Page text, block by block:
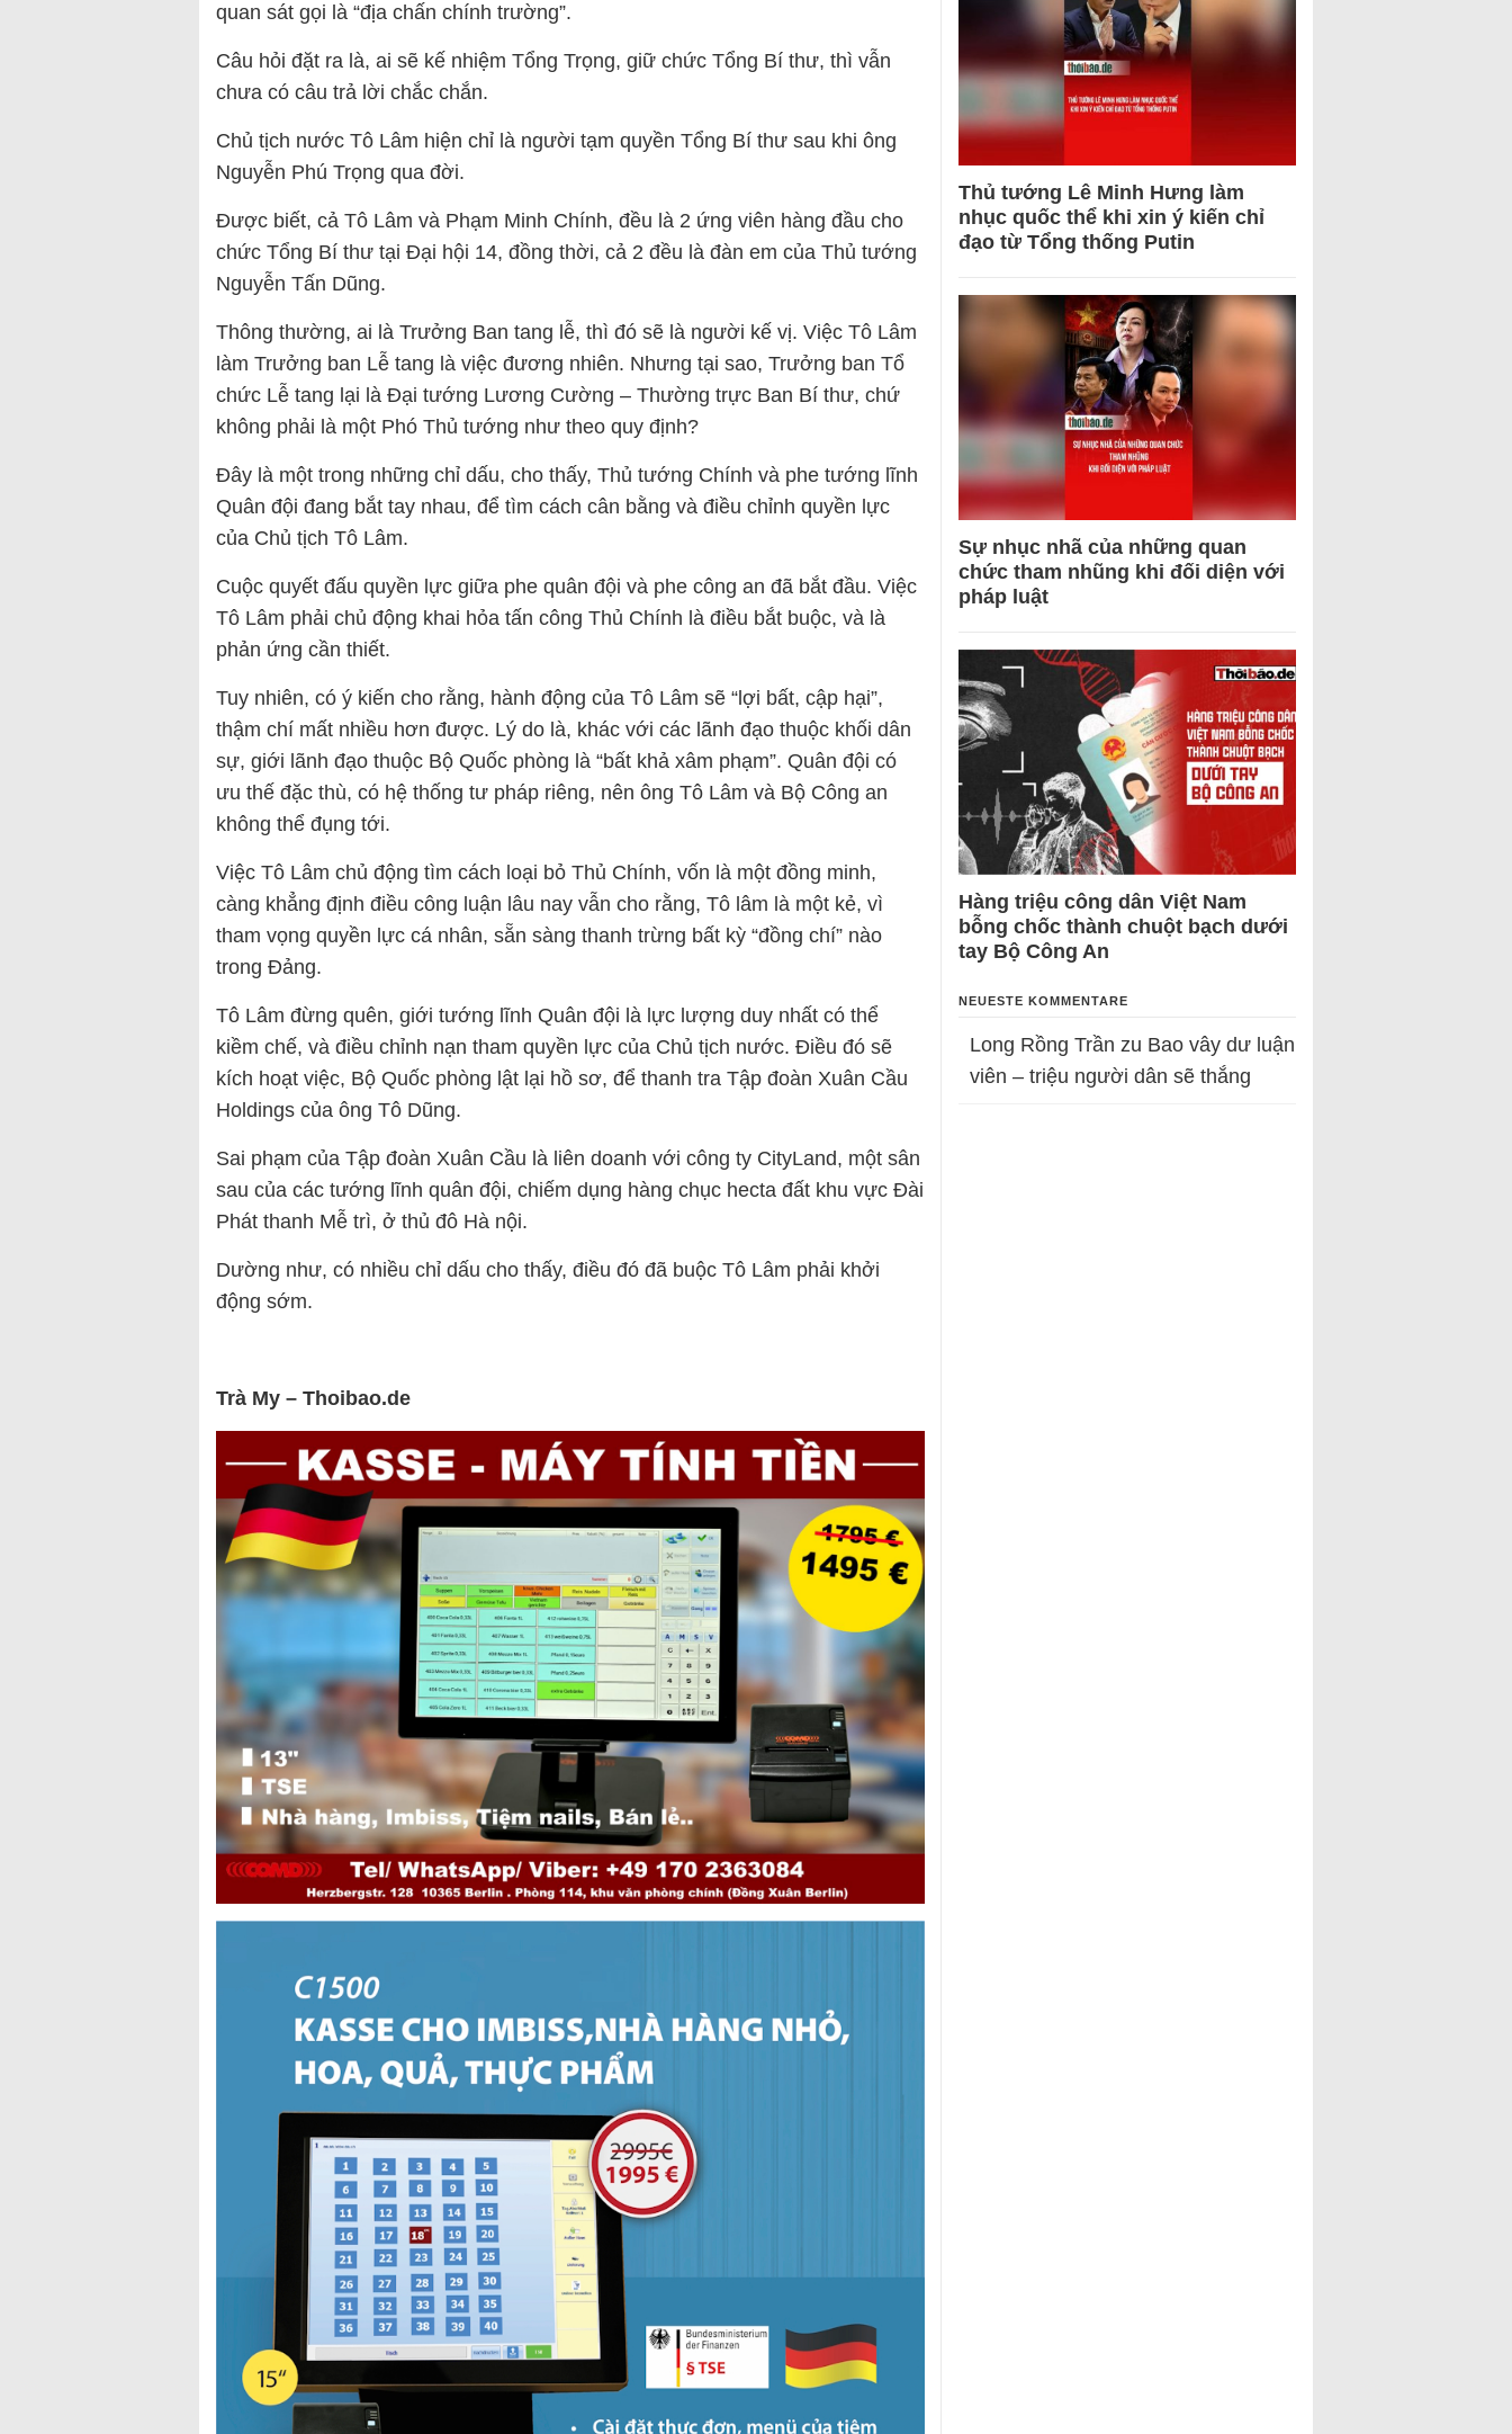
quan sát gọi là “địa chấn chính trường”.
Câu hỏi đặt ra là, ai sẽ kế nhiệm Tổng Trọng, giữ chức Tổng Bí thư, thì vẫn
chưa có câu trả lời chắc chắn.
Chủ tịch nước Tô Lâm hiện chỉ là người tạm quyền Tổng Bí thư sau khi ông
Nguyễn Phú Trọng qua đời.
Được biết, cả Tô Lâm và Phạm Minh Chính, đều là 2 ứng viên hàng đầu cho
chức Tổng Bí thư tại Đại hội 14, đồng thời, cả 2 đều là đàn em của Thủ tướng
Nguyễn Tấn Dũng.
Thông thường, ai là Trưởng Ban tang lễ, thì đó sẽ là người kế vị. Việc Tô Lâm
làm Trưởng ban Lễ tang là việc đương nhiên. Nhưng tại sao, Trưởng ban Tổ
chức Lễ tang lại là Đại tướng Lương Cường – Thường trực Ban Bí thư, chứ
không phải là một Phó Thủ tướng như theo quy định?
Đây là một trong những chỉ dấu, cho thấy, Thủ tướng Chính và phe tướng lĩnh
Quân đội đang bắt tay nhau, để tìm cách cân bằng và điều chỉnh quyền lực
của Chủ tịch Tô Lâm.
Cuộc quyết đấu quyền lực giữa phe quân đội và phe công an đã bắt đầu. Việc
Tô Lâm phải chủ động khai hỏa tấn công Thủ Chính là điều bắt buộc, và là
phản ứng cần thiết.
Tuy nhiên, có ý kiến cho rằng, hành động của Tô Lâm sẽ “lợi bất, cập hại”,
thậm chí mất nhiều hơn được. Lý do là, khác với các lãnh đạo thuộc khối dân
sự, giới lãnh đạo thuộc Bộ Quốc phòng là “bất khả xâm phạm”. Quân đội có
ưu thế đặc thù, có hệ thống tư pháp riêng, nên ông Tô Lâm và Bộ Công an
không thể đụng tới.
Việc Tô Lâm chủ động tìm cách loại bỏ Thủ Chính, vốn là một đồng minh,
càng khẳng định điều công luận lâu nay vẫn cho rằng, Tô lâm là một kẻ, vì
tham vọng quyền lực cá nhân, sẵn sàng thanh trừng bất kỳ “đồng chí” nào
trong Đảng.
Tô Lâm đừng quên, giới tướng lĩnh Quân đội là lực lượng duy nhất có thể
kiềm chế, và điều chỉnh nạn tham quyền lực của Chủ tịch nước. Điều đó sẽ
kích hoạt việc, Bộ Quốc phòng lật lại hồ sơ, để thanh tra Tập đoàn Xuân Cầu
Holdings của ông Tô Dũng.
Sai phạm của Tập đoàn Xuân Cầu là liên doanh với công ty CityLand, một sân
sau của các tướng lĩnh quân đội, chiếm dụng hàng chục hecta đất khu vực Đài
Phát thanh Mễ trì, ở thủ đô Hà nội.
Dường như, có nhiều chỉ dấu cho thấy, điều đó đã buộc Tô Lâm phải khởi
động sớm.
Trà My – Thoibao.de
Thủ tướng Lê Minh Hưng làm
nhục quốc thể khi xin ý kiến chỉ
đạo từ Tổng thống Putin
Sự nhục nhã của những quan
chức tham nhũng khi đối diện với
pháp luật
Hàng triệu công dân Việt Nam
bỗng chốc thành chuột bạch dưới
tay Bộ Công An
NEUESTE KOMMENTARE
Long Rồng Trần zu Bao vây dư luận
viên – triệu người dân sẽ thắng